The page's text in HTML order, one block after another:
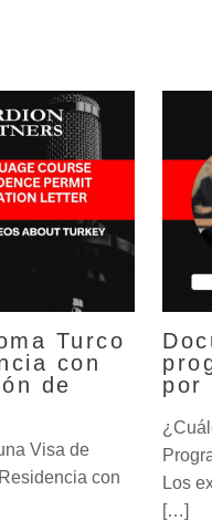
Turco
con
de
Visa de
con
por
Los
[…]